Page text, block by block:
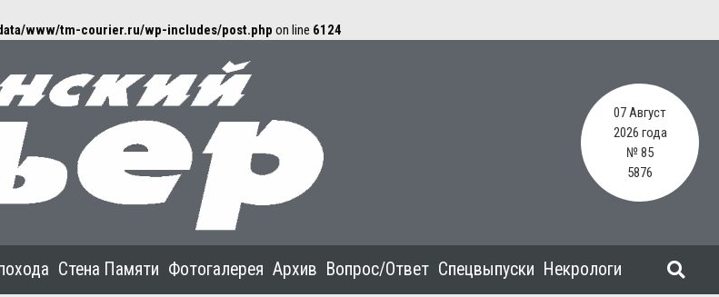
www/tm-courier.ru/wp-includes/post.php on line 6124
07 Август
2026 года
№ 85
5876
Стена Памяти Фотогалерея Архив Вопрос/Ответ Спецвыпуски Некрологи